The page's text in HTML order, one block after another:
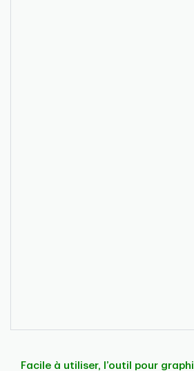
Facile à utiliser, l’outil pour